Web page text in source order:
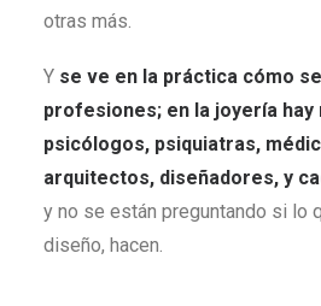
otras más.
Y se ve en la práctica cómo
profesiones; en la joyería hay
psicólogos, psiquiatras,
arquitectos, diseñadores, y
y no se están preguntando si lo
diseño, hacen.